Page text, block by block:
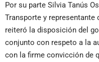
Por su parte Silvia Tanús
Transporte y representante
reiteró la disposición del
conjunto con respeto a la
con la firme convicción de